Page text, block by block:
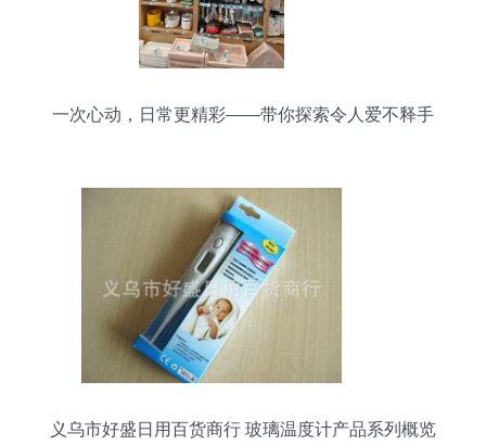
一次心动，日常更精彩——带你探索令人爱不释手
义乌市好盛日用百货商行 玻璃温度计产品系列概览